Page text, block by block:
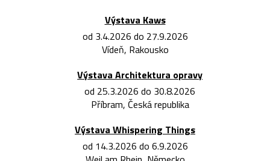
Výstava Kaws
od 3.4.2026 do 27.9.2026
Vídeň, Rakousko
Výstava Architektura opravy
od 25.3.2026 do 30.8.2026
Příbram, Česká republika
Výstava Whispering Things
od 14.3.2026 do 6.9.2026